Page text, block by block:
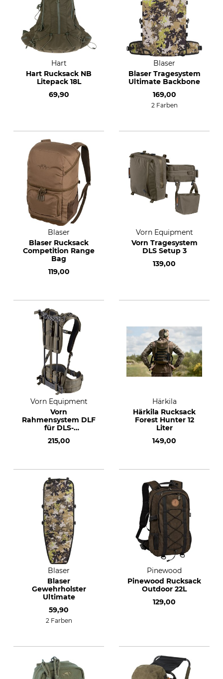
Hart
Hart Rucksack NB
Litepack 18L
69,90
Blaser
Blaser Tragesystem
Ultimate Backbone
169,00
2 Farben
Blaser
Blaser Rucksack
Competition Range
Bag
119,00
Vorn Equipment
Vorn Tragesystem
DLS Setup 3
139,00
Vorn Equipment
Vorn
Rahmensystem DLF
für DLS-
215,00
Härkila
Härkila Rucksack
Forest Hunter 12
Liter
149,00
Blaser
Blaser
Gewehrholster
Ultimate
59,90
2 Farben
Pinewood
Pinewood Rucksack
Outdoor 22L
129,00